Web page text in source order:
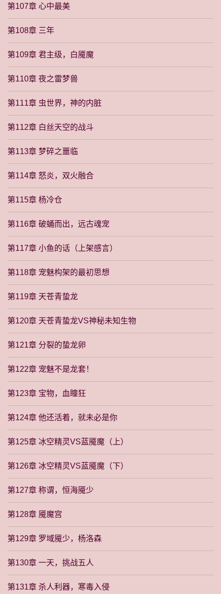
第107章 心中最美
第108章 三年
第109章 君主级，白魇魔
第110章 夜之雷梦兽
第111章 虫世界，神的内脏
第112章 白丝天空的战斗
第113章 梦碎之噩临
第114章 怒炎，双火融合
第115章 杨冷仓
第116章 破蛹而出，远古魂宠
第117章 小鱼的话（上架感言）
第118章 宠魅构架的最初思想
第119章 天苍青蛰龙
第120章 天苍青蛰龙VS神秘未知生物
第121章 分裂的蛰龙卵
第122章 宠魅不是龙套！
第123章 宝物，血瞳狂
第124章 他还活着，就未必是你
第125章 冰空精灵VS蓝魇魔（上）
第126章 冰空精灵VS蓝魇魔（下）
第127章 称谓，恒海魇少
第128章 魇魔宫
第129章 罗域魇少，杨洛森
第130章 一天，挑战五人
第131章 杀人利器，寒毒入侵